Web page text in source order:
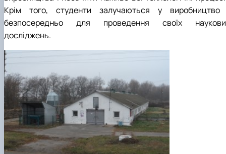
Крім того, студенти залучаються у виробництво
безпосередньо для проведення своїх
досліджень.